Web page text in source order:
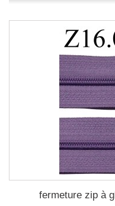
fermeture zip à